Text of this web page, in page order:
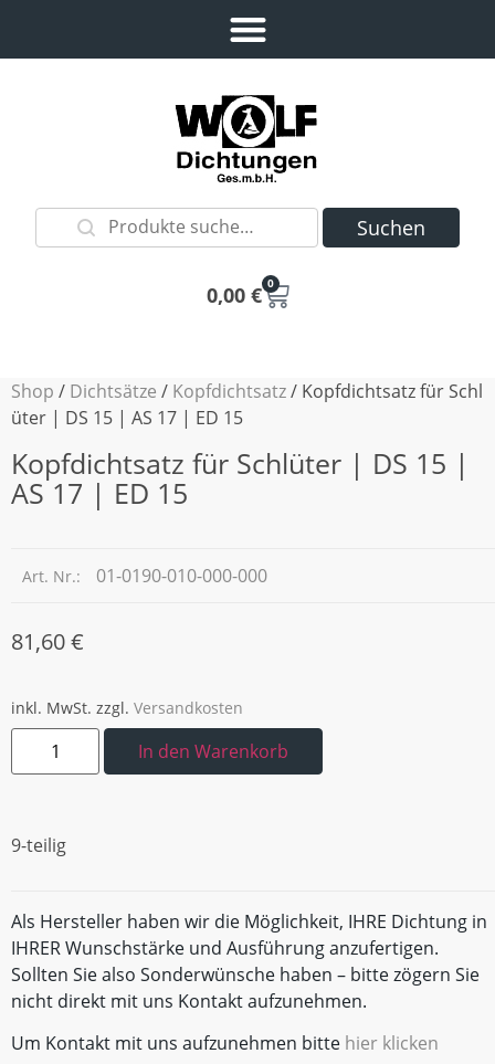
Suchen
0,00 € 0
Shop / Dichtsätze / Kopfdichtsatz/ Kopfdichtsatz für Schl
üter | DS 15 | AS 17 | ED 15
Kopfdichtsatz für Schlüter | DS 15 |
AS 17 | ED 15
Art. Nr.: 01-0190-010-000-000
81,60€
inkl. MwSt. zzgl. Versandkosten
In den Warenkorb
9-teilig
Als Hersteller haben wir die Möglichkeit, IHRE Dichtung in
IHRER Wunschstärke und Ausführung anzufertigen.
Sollten Sie also Sonderwünsche haben – bitte zögern Sie
nicht direkt mit uns Kontakt aufzunehmen.
Um Kontakt mit uns aufzunehmen bitte hier klicken